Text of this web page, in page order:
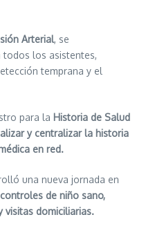
Arterial, se
todos los asistentes,
temprana y el
para la Historia de Salud
y centralizar la historia
en red.
una nueva jornada en
controles de niño sano,
visitas domiciliarias.